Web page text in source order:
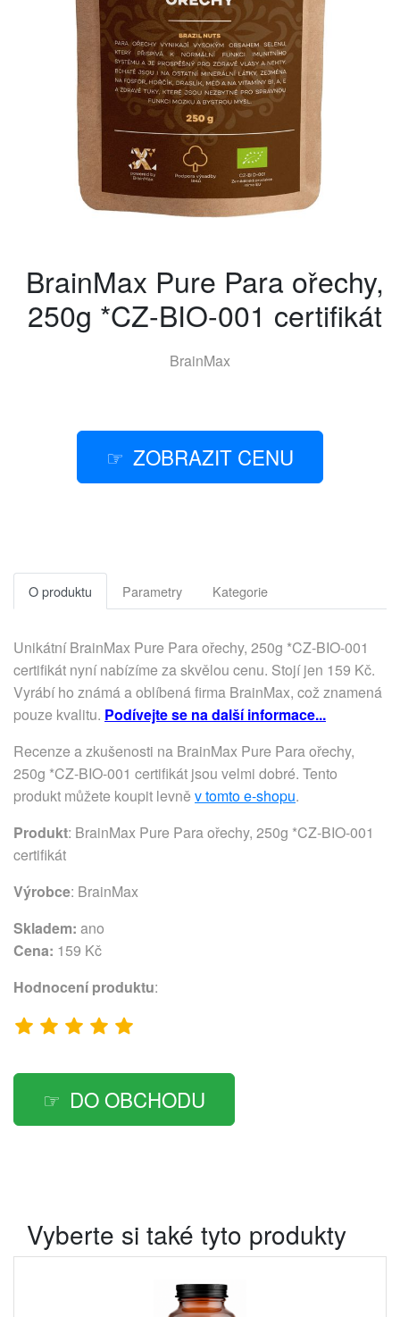
BrainMax Pure Para ořechy,
250g *CZ-BIO-001 certifikát
BrainMax
ZOBRAZIT CENU
O produktu Parametry Kategorie
Unikátní BrainMax Pure Para ořechy, 250g *CZ-BIO-001
certifikát nyní nabízíme za skvělou cenu. Stojí jen 159 Kč.
Vyrábí ho známá a oblíbená firma BrainMax, což znamená
pouze kvalitu. Podívejte se na další informace...
Recenze a zkušenosti na BrainMax Pure Para ořechy,
250g *CZ-BIO-001 certifikát jsou velmi dobré. Tento
produkt můžete koupit levně v tomto e-shopu.
Produkt: BrainMax Pure Para ořechy, 250g *CZ-BIO-001
certifikát
Výrobce: BrainMax
Skladem: ano
Cena: 159 Kč
Hodnocení produktu:
DO OBCHODU
Vyberte si také tyto produkty